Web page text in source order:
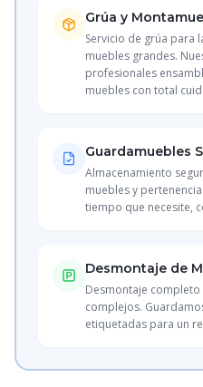
Grúa y
Servicio de grúa para
muebles grandes.
profesionales
muebles con total
Guardamuebles
Almacenamiento
muebles y
tiempo que necesite,
Desmontaje de
Desmontaje
complejos.
etiquetadas para un